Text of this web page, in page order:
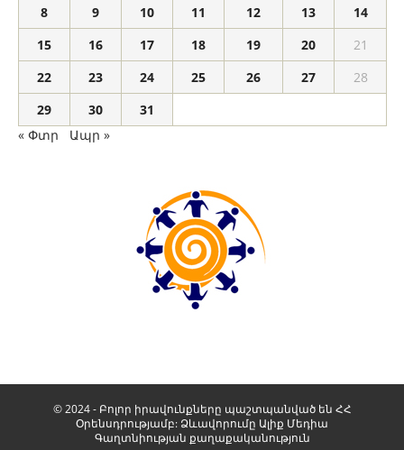
8
9 10 11 12 13
14
15
16 17 18 19 20
21
22
23 24 25 26 27
28
29
30
31
« Փտր
Ապր »
© 2024 - Բոլոր իրավունքները պաշտպանված են ՀՀ
Օրենսդրությամբ: Ձևավորումը Ալիք Մեդիա
Գաղտնիության քաղաքականություն